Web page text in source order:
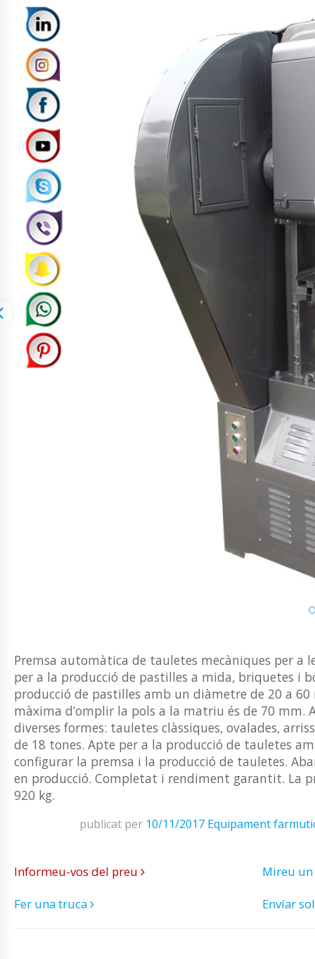
Premsa automàtica de tauletes mecàniques per a
per a la producció de pastilles a mida, briquetes i
producció de pastilles amb un diàmetre de 20 a
màxima d’omplir la pols a la matriu és de 70
diverses formes: tauletes clàssiques, ovalades,
de 18 tones. Apte per a la producció de tauletes
configurar la premsa i la producció de tauletes.
en producció. Completat i rendiment garantit. La
920 kg.
publicat per 10/11/2017 Equipament
Informeu-vos del preu
Mireu
Fer una truca
Envíar